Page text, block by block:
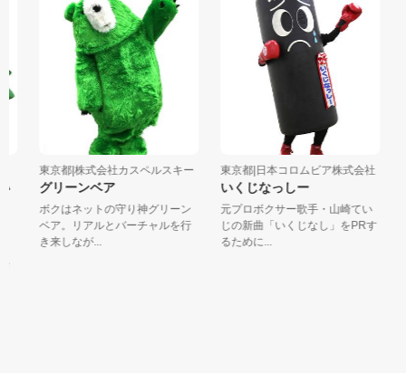
東京都|株式会社カスペルスキー
グリーンベア
ボクはネットの守り神グリーン
ベア。リアルとバーチャルを行
き来しなが...
東京都|日本コロムビア株式会社
いくじなっしー
元プロボクサー歌手・山崎てい
じの新曲「いくじなし」をPRす
るために...